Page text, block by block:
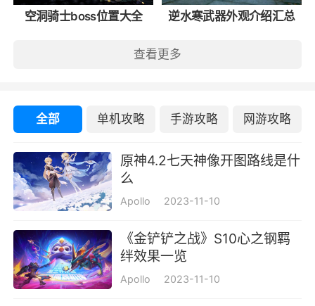
空洞骑士boss位置大全 逆水寒武器外观介绍汇总
查看更多
全部 单机攻略 手游攻略 网游攻略
原神4.2七天神像开图路线是什
么
Apollo 2023-11-10
《金铲铲之战》S10心之钢羁
绊效果一览
Apollo 2023-11-10